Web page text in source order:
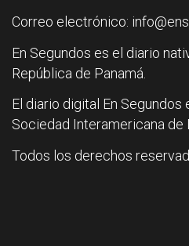
Correo electrónico:
En Segundos es el diario
República de Panamá.
El diario digital En Segundos
Sociedad Interamericana de
Todos los derechos